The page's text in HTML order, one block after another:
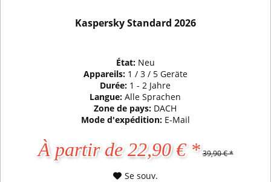
Kaspersky Standard 2026
État: Neu
Appareils: 1 / 3 / 5 Geräte
Durée: 1 - 2 Jahre
Langue:Alle Sprachen
Zone de pays: DACH
Mode d'expédition: E-Mail
À partir de 22,90 € * 39,90 € *
Se souv.